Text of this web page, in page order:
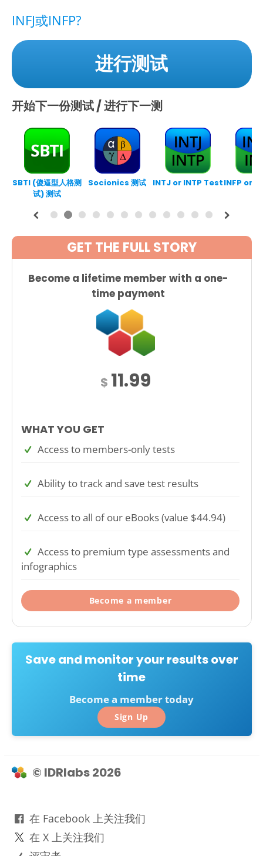
INFJ或INFP?
进行测试
开始下一份测试 / 进行下一测
SBTI (傻逼型人格测
试) 测试
Socionics 测试 INTJ or INTP TestINFP or
1 3 4 5 6 7 8 9
1
1
1
GET THE FULL STORY
Become a lifetime member with a one-
time payment
$ 11.99
WHAT YOU GET
Access to members-only tests
Ability to track and save test results
Access to all of our eBooks (value $44.94)
Access to premium type assessments and
infographics
Become a member
Save and monitor your results over
time
Become a member today
Sign Up
© IDRlabs 2026
在 Facebook 上关注我们
在 X 上关注我们